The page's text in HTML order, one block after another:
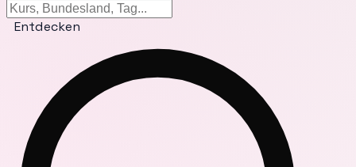
Entdecken